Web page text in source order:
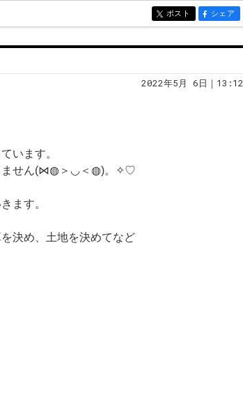
entry270
ポスト entry270
シェア
2022年5月 6日｜13:12
います。
ません(⋈◍＞◡＜◍)。✧♡
ます。
決め、土地を決めてなど